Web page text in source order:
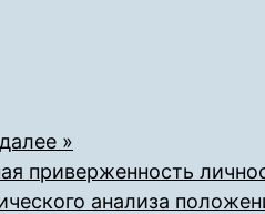
»
приверженность
анализа